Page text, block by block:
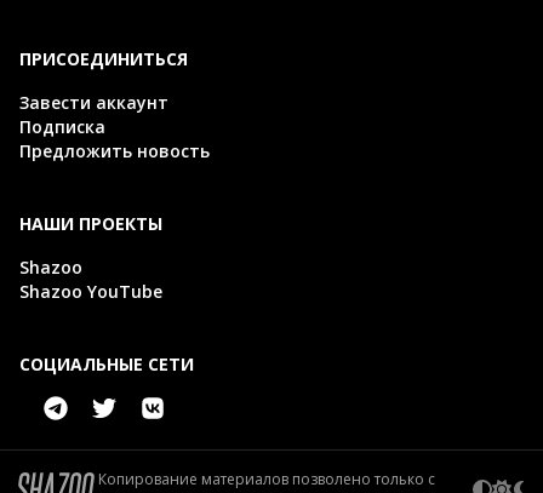
ПРИСОЕДИНИТЬСЯ
Завести аккаунт
Подписка
Предложить новость
НАШИ ПРОЕКТЫ
Shazoo
Shazoo YouTube
СОЦИАЛЬНЫЕ СЕТИ
Копирование материалов позволено только с